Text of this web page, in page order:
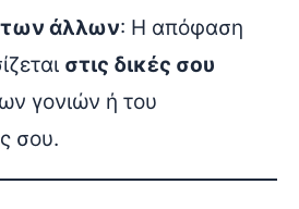
των άλλων: Η απόφαση
στις δικές σου
γονιών ή του
σου.